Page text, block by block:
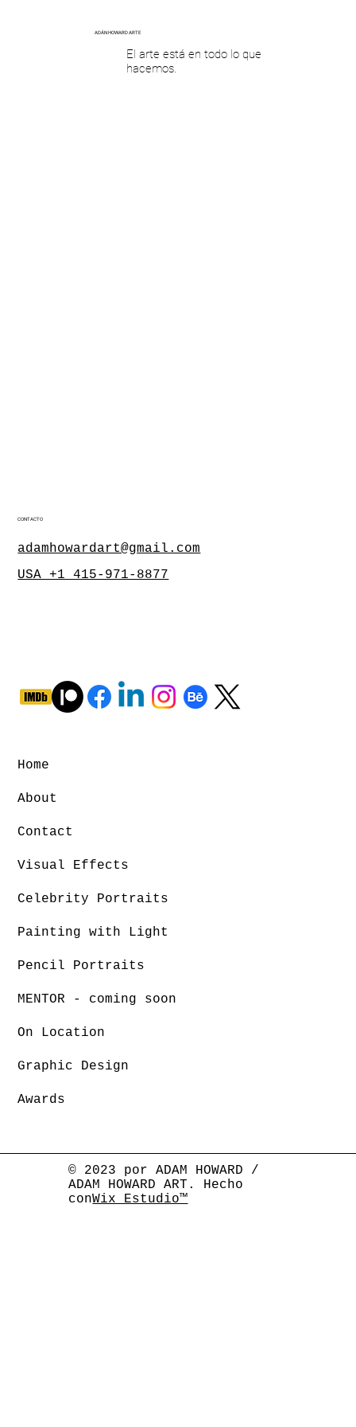
ADÁN HOWARD ARTE
El arte está en todo lo que
hacemos.
© 2023 por ADAM HOWARD /
ADAM HOWARD ART. Hecho
conWix Estudio™
CONTACTO
USA +1 415-971-8877
adamhowardart@gmail.com
Home
About
Contact
Visual Effects
Celebrity Portraits
Painting with Light
Pencil Portraits
MENTOR - coming soon
On Location
Graphic Design
Awards